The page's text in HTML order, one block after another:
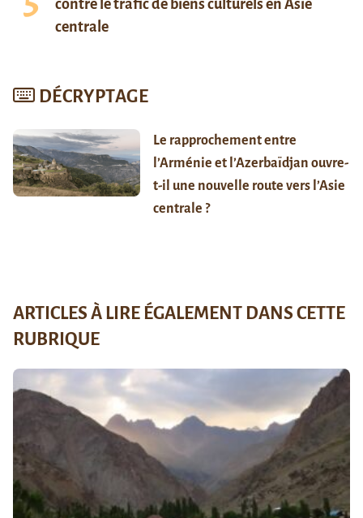
contre le trafic de biens culturels en Asie
centrale
DÉCRYPTAGE
Le rapprochement entre
l’Arménie et l’Azerbaïdjan ouvre-
t-il une nouvelle route vers l’Asie
centrale ?
ARTICLES À LIRE ÉGALEMENT DANS CETTE
RUBRIQUE